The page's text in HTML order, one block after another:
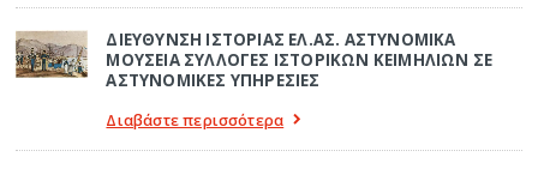
ΔΙΕΥΘΥΝΣΗ ΙΣΤΟΡΙΑΣ ΕΛ.ΑΣ. ΑΣΤΥΝΟΜΙΚΑ
ΜΟΥΣΕΙΑ ΣΥΛΛΟΓΕΣ ΙΣΤΟΡΙΚΩΝ ΚΕΙΜΗΛΙΩΝ ΣΕ
ΑΣΤΥΝΟΜΙΚΕΣ ΥΠΗΡΕΣΙΕΣ
Διαβάστε περισσότερα